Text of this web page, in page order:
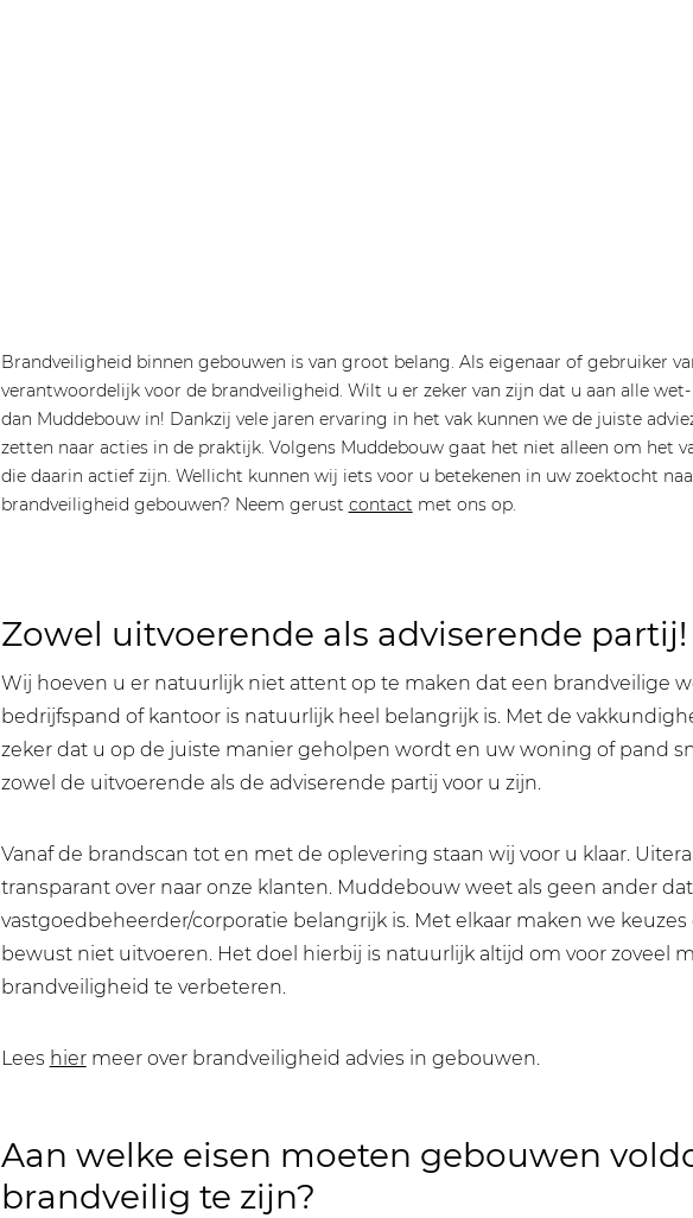
Brandveiligheid binnen gebouwen is van groot belang. Als eigenaar of gebruiker
verantwoordelijk voor de brandveiligheid. Wilt u er zeker van zijn dat u aan alle
dan Muddebouw in! Dankzij vele jaren ervaring in het vak kunnen we de juiste
zetten naar acties in de praktijk. Volgens Muddebouw gaat het niet alleen om het
die daarin actief zijn. Wellicht kunnen wij iets voor u betekenen in uw zoektocht
brandveiligheid gebouwen? Neem gerust contact met ons op.
Zowel uitvoerende als adviserende partij!
Wij hoeven u er natuurlijk niet attent op te maken dat een brandveilige
bedrijfspand of kantoor is natuurlijk heel belangrijk is. Met de
zeker dat u op de juiste manier geholpen wordt en uw woning of pand
zowel de uitvoerende als de adviserende partij voor u zijn.
Vanaf de brandscan tot en met de oplevering staan wij voor u klaar.
transparant over naar onze klanten. Muddebouw weet als geen ander
vastgoedbeheerder/corporatie belangrijk is. Met elkaar maken we
bewust niet uitvoeren. Het doel hierbij is natuurlijk altijd om voor zoveel
brandveiligheid te verbeteren.
Lees hiermeer over brandveiligheid advies in gebouwen.
Aan welke eisen moeten gebouwen
brandveilig te zijn?